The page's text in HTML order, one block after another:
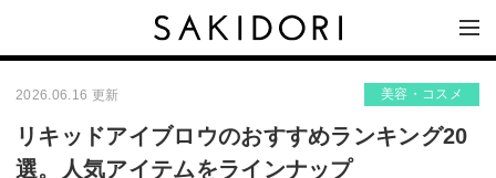
2026.06.16 更新 美容・コスメ
リキッドアイブロウのおすすめランキング20
選。人気アイテムをラインナップ